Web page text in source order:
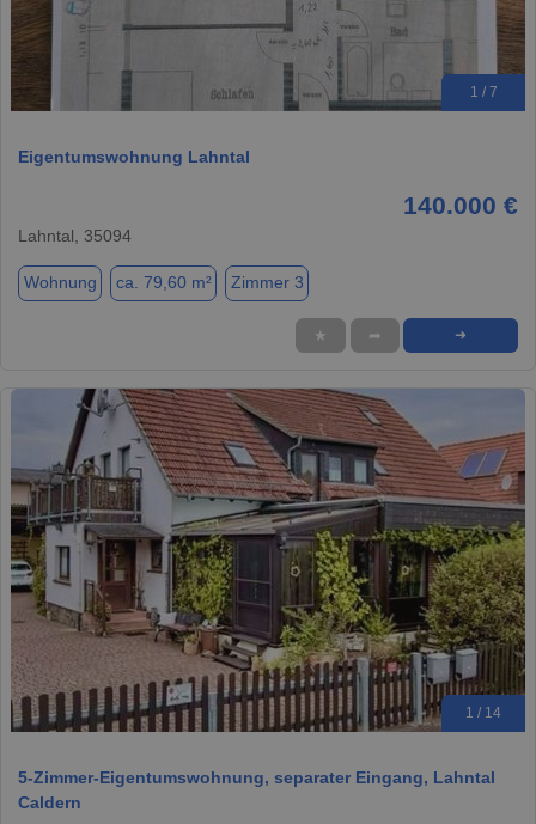
1 / 7
Eigentumswohnung Lahntal
140.000 €
Lahntal, 35094
Wohnung ca. 79,60 m² Zimmer 3
★ ➦ ➜
1 / 14
5-Zimmer-Eigentumswohnung, separater Eingang, Lahntal
Caldern